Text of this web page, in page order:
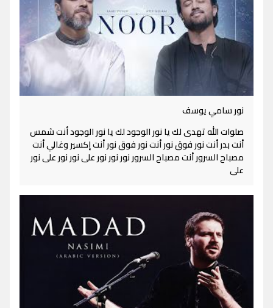
نور سامي يوسف
صلوات الله تهدى لك يا نور الوجود لك يا نور الوجود أنت شمس
أنت بدر أنت نور فوق نور أنت نور فوق نور أنت إكسير وغالي أنت
مصباح السرور أنت مصباح السرور نور نور نور على نور نور على نور
على